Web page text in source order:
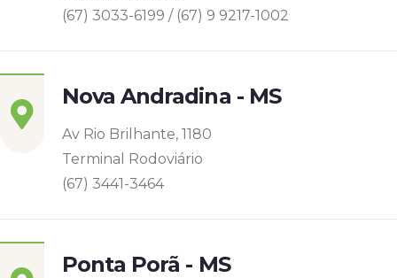
(67) 3033-6199 / (67) 9 9217-1002
Nova Andradina - MS
Av Rio Brilhante, 1180
Terminal Rodoviário
(67) 3441-3464
Ponta Porã - MS